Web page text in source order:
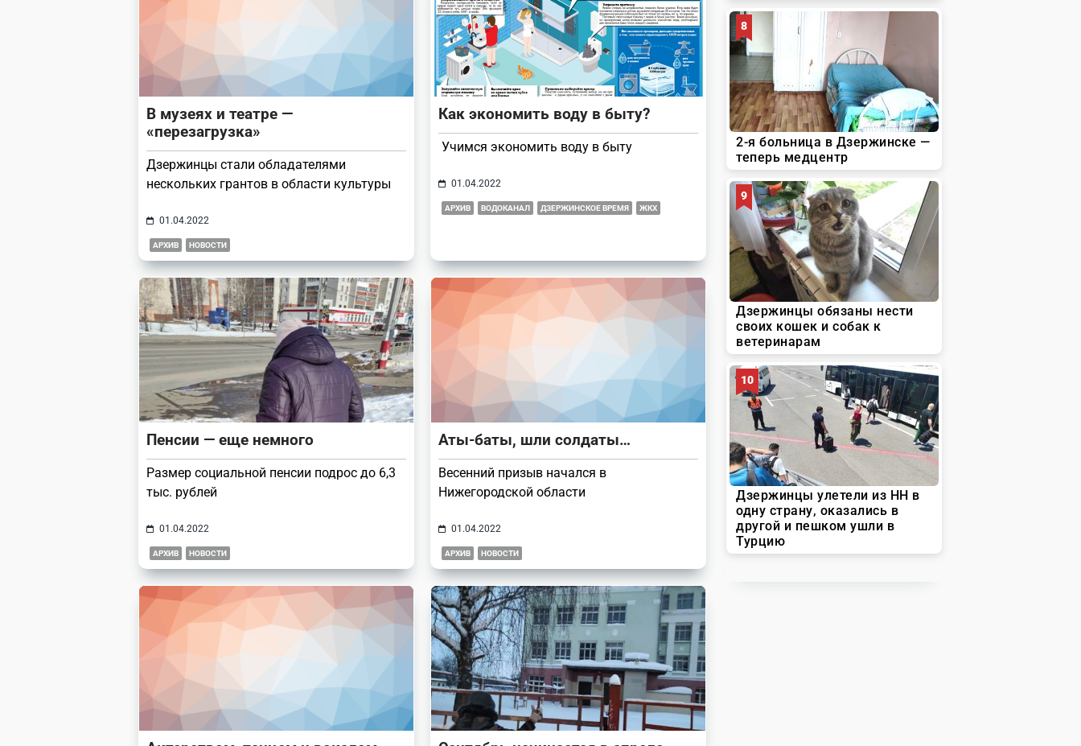
В музеях и театре —
«перезагрузка»
Дзержинцы стали обладателями
нескольких грантов в области культуры
01.04.2022
АРХИВ НОВОСТИ
Как экономить воду в быту?
Учимся экономить воду в быту
01.04.2022
АРХИВ ВОДОКАНАЛ ДЗЕРЖИНСКОЕ ВРЕМЯ ЖКХ
Пенсии — еще немного
Размер социальной пенсии подрос до 6,3
тыс. рублей
01.04.2022
АРХИВ НОВОСТИ
Аты-баты, шли солдаты…
Весенний призыв начался в
Нижегородской области
01.04.2022
АРХИВ НОВОСТИ